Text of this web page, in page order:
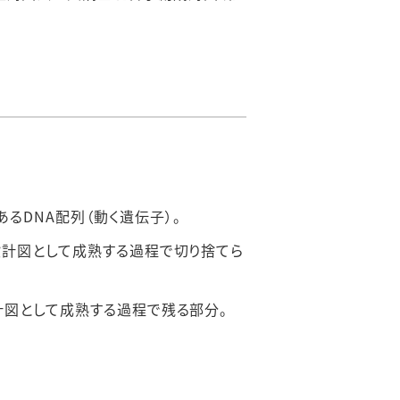
DNA配列（動く遺伝子）。
図として成熟する過程で切り捨てら
として成熟する過程で残る部分。